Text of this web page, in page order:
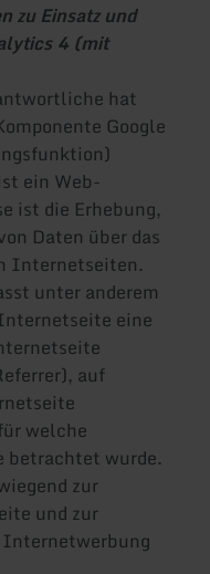
zu Einsatz und
4 (mit
hat
Google
ein Web-
ist die Erhebung,
Daten über das
Internetseiten.
unter anderem
eine
auf
welche
betrachtet wurde.
zur
und zur